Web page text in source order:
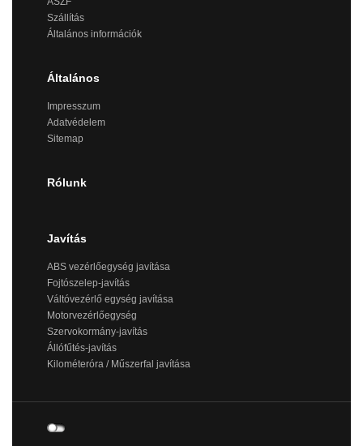
Szállítás
Általános információk
Általános
Impresszum
Adatvédelem
Sitemap
Rólunk
Javítás
ABS vezérlőegység javítása
Fojtószelep-javítás
Váltóvezérlő egység javítása
Motorvezérlőegység
Szervokormány-javítás
Állófűtés-javítás
Kilométeróra / Műszerfal javítása